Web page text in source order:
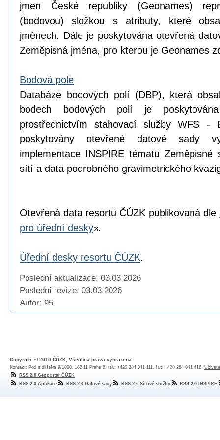
jmen České republiky (Geonames)
(bodovou) složkou s atributy, které
jménech. Dále je poskytována otevřená
Zeměpisná jména, pro kterou je Geonames
Bodová pole
Databáze bodových polí (DBP), která
bodech bodových polí je
prostřednictvím stahovací služby WFS -
poskytovány otevřené datové sady
implementace INSPIRE tématu Zeměpisné
sítí a data podrobného gravimetrického
Otevřená data resortu ČÚZK publikovaná dle
pro úřední desky .
Úřední desky resortu ČÚZK.
Poslední aktualizace: 03.03.2026
Poslední revize: 03.03.2026
Autor: 95
Copyright © 2010 ČÚZK, Všechna práva vyhrazena
Kontakt: Pod sídlištěm 9/1800, 182 11 Praha 8, tel.: +420 284 041 111, fax: +420 284 041 416,
RSS 2.0 Geoportál ČÚZK
RSS 2.0 Aplikace
RSS 2.0 Datové sady RSS 2.0 Síťové služby RSS 2.0 INSPIRE